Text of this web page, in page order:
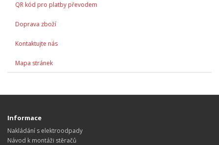
QR kód pro platby převodem
Doprava zboží
Kontaktujte nás
Mapa stránek
Informace
Nakládání s elektroodpady
Návod k montáži stěračů